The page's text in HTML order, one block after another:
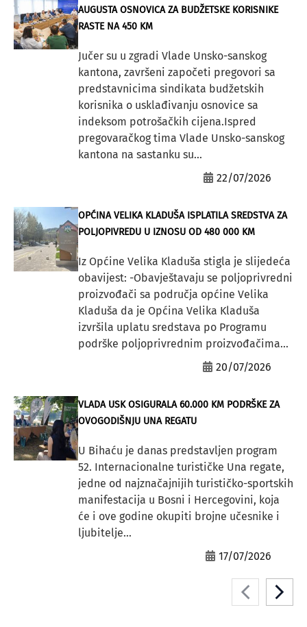
AUGUSTA OSNOVICA ZA BUDŽETSKE KORISNIKE
RASTE NA 450 KM
Jučer su u zgradi Vlade Unsko-sanskog
kantona, završeni započeti pregovori sa
predstavnicima sindikata budžetskih
korisnika o usklađivanju osnovice sa
indeksom potrošačkih cijena.Ispred
pregovaračkog tima Vlade Unsko-sanskog
kantona na sastanku su...
22/07/2026
OPĆINA VELIKA KLADUŠA ISPLATILA SREDSTVA ZA
POLJOPIVREDU U IZNOSU OD 480 000 KM
Iz Općine Velika Kladuša stigla je slijedeća
obavijest: -Obavještavaju se poljoprivredni
proizvođači sa područja općine Velika
Kladuša da je Općina Velika Kladuša
izvršila uplatu sredstava po Programu
podrške poljoprivrednim proizvođačima...
20/07/2026
VLADA USK OSIGURALA 60.000 KM PODRŠKE ZA
OVOGODIŠNJU UNA REGATU
U Bihaću je danas predstavljen program
52. Internacionalne turističke Una regate,
jedne od najznačajnijih turističko-sportskih
manifestacija u Bosni i Hercegovini, koja
će i ove godine okupiti brojne učesnike i
ljubitelje...
17/07/2026